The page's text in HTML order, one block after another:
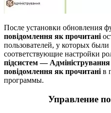
После установки обновления
повідомлення як прочитані
пользователей, у которых
соответствующие настройки
підсистем —
повідомлення як прочитані в
программы.
Управление